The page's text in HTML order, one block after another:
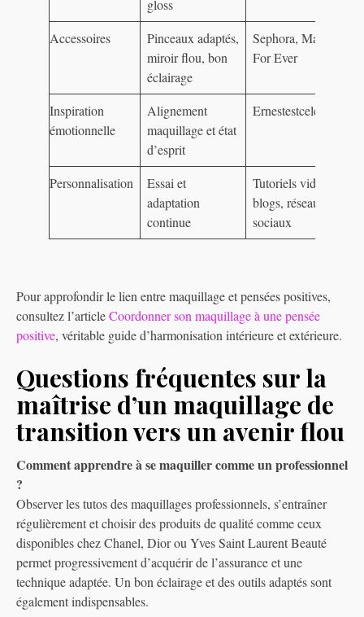
gloss
Accessoires
Pinceaux adaptés,
miroir flou, bon
éclairage
Sephora, Make Up
For Ever
Inspiration
émotionnelle
Alignement
maquillage et état
d’esprit
Ernestestceleste.com
Personnalisation
Essai et
adaptation
continue
Tutoriels vidéo,
blogs, réseaux
sociaux
Pour approfondir le lien entre maquillage et pensées positives,
consultez l’articleCoordonner son maquillage à une pensée
positive, véritable guide d’harmonisation intérieure et extérieure.
Questions fréquentes sur la
maîtrise d’un maquillage de
transition vers un avenir flou
Comment apprendre à se maquiller comme un professionnel
?
Observer les tutos des maquillages professionnels, s’entraîner
régulièrement et choisir des produits de qualité comme ceux
disponibles chez Chanel, Dior ou Yves Saint Laurent Beauté
permet progressivement d’acquérir de l’assurance et une
technique adaptée. Un bon éclairage et des outils adaptés sont
également indispensables.